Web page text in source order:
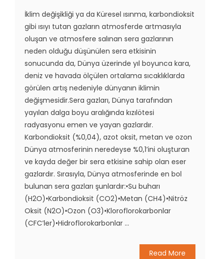
İklim değişikliği ya da Küresel ısınma, karbondioksit
gibi ısıyı tutan gazların atmosferde artmasıyla
oluşan ve atmosfere salınan sera gazlarının
neden olduğu düşünülen sera etkisinin
sonucunda da, Dünya üzerinde yıl boyunca kara,
deniz ve havada ölçülen ortalama sıcaklıklarda
görülen artış nedeniyle dünyanın iklimin
değişmesidir.Sera gazları, Dünya tarafından
yayılan dalga boyu aralığında kızılötesi
radyasyonu emen ve yayan gazlardır.
Karbondioksit (%0,04), azot oksit, metan ve ozon
Dünya atmosferinin neredeyse %0,1’ini oluşturan
ve kayda değer bir sera etkisine sahip olan eser
gazlardır. Sırasıyla, Dünya atmosferinde en bol
bulunan sera gazları şunlardır:•Su buharı
(H2O)•Karbondioksit (CO2)•Metan (CH4)•Nitröz
Oksit (N2O)•Ozon (O3)•Kloroflorokarbonlar
(CFC’ler)•Hidroflorokarbonlar ...
Read More